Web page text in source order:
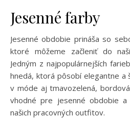
Jesenné farby
Jesenné obdobie prináša so
ktoré môžeme začleniť do
Jedným z najpopulárnejších
hnedá, ktorá pôsobí elegantne a
v móde aj tmavozelená,
vhodné pre jesenné obdobie a
našich pracovných outfitov.